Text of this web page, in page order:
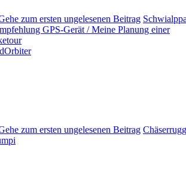
GPS-Gerät / Meine Planung einer
Chäserrugg